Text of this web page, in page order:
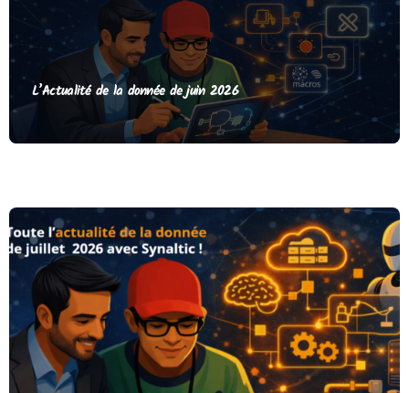
L’Actualité de la donnée de juin 2026